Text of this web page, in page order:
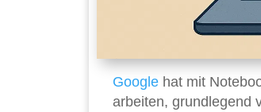
Google hat mit
arbeiten, grundlegend